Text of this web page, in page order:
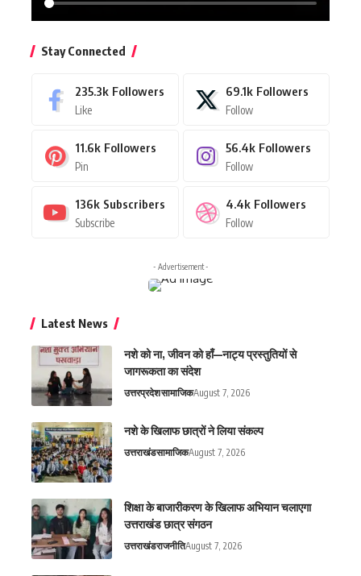
Stay Connected
235.3k Followers
Like
69.1k Followers
Follow
11.6k Followers
Pin
56.4k Followers
Follow
136k Subscribers
Subscribe
4.4k Followers
Follow
- Advertisement -
Latest News
नशे को ना, जीवन को हाँ—नाट्य प्रस्तुतियों से
जागरूकता का संदेश
उत्तरप्रदेशसामाजिकAugust 7, 2026
नशे के खिलाफ छात्रों ने लिया संकल्प
उत्तराखंडसामाजिकAugust 7, 2026
शिक्षा के बाजारीकरण के खिलाफ अभियान चलाएगा
उत्तराखंड छात्र संगठन
उत्तराखंडराजनीतिAugust 7, 2026